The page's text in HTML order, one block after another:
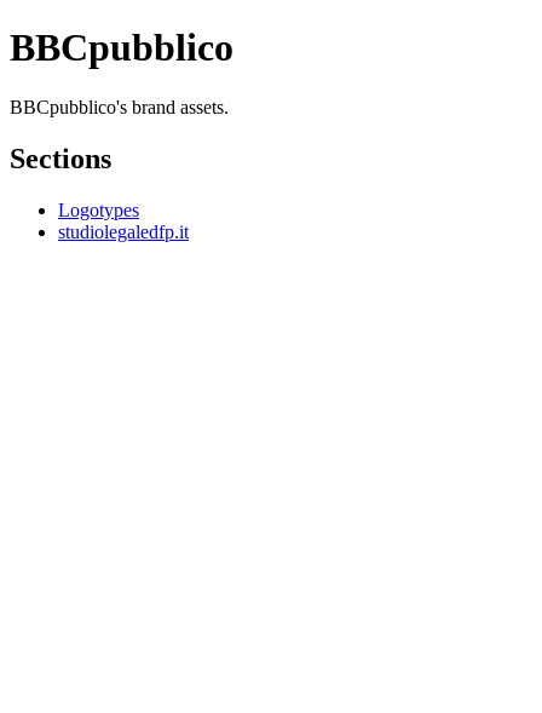
BBCpubblico
BBCpubblico's brand assets.
Sections
Logotypes
studiolegaledfp.it